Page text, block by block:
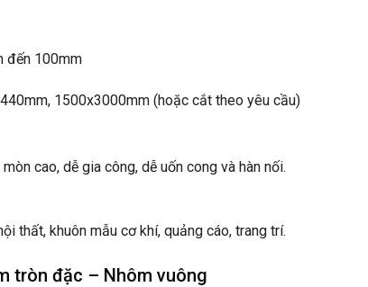
đến 100mm
1500x3000mm (hoặc cắt theo yêu cầu)
cao, dễ gia công, dễ uốn cong và hàn nối.
thất, khuôn mẫu cơ khí, quảng cáo, trang trí.
tròn đặc – Nhôm vuông